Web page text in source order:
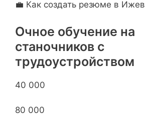
💼 Как создать резюме в
Очное обучение на
станочников с
трудоустройством
40 000
80 000